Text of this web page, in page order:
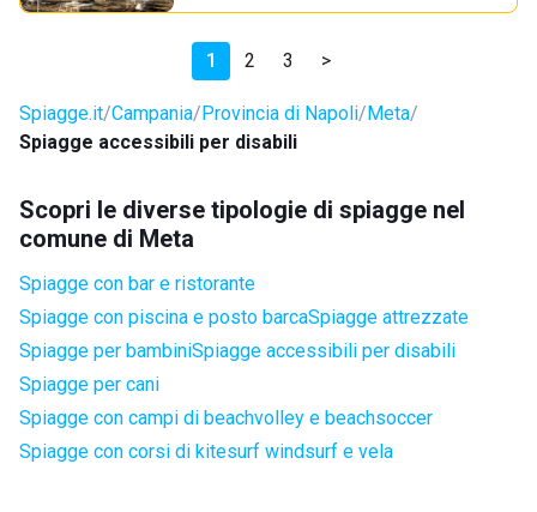
1 2 3 >
Spiagge.it Campania Provincia di Napoli Meta
Spiagge accessibili per disabili
Scopri le diverse tipologie di spiagge nel
comune di Meta
Spiagge con bar e ristorante
Spiagge con piscina e posto barcaSpiagge attrezzate
Spiagge per bambiniSpiagge accessibili per disabili
Spiagge per cani
Spiagge con campi di beachvolley e beachsoccer
Spiagge con corsi di kitesurf windsurf e vela